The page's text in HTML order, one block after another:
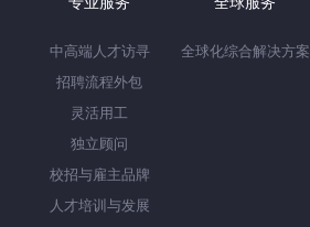
中高端人才访寻
招聘流程外包
灵活用工
独立顾问
校招与雇主品牌
人才培训与发展
全球化综合解决方案